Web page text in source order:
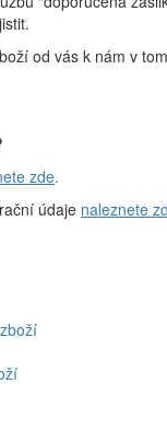
od vás k nám v
zde.
údaje naleznete